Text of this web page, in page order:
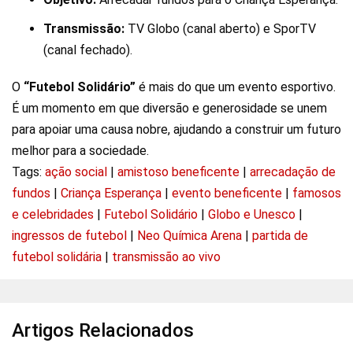
Transmissão: TV Globo (canal aberto) e SporTV
(canal fechado).
O “Futebol Solidário” é mais do que um evento esportivo.
É um momento em que diversão e generosidade se unem
para apoiar uma causa nobre, ajudando a construir um futuro
melhor para a sociedade.
Tags: ação social amistoso beneficente
arrecadação de
fundos
Criança Esperança evento beneficente
famosos
e celebridades
Futebol Solidário Globo e Unesco
ingressos de futebol
Neo Química Arena
partida de
futebol solidária
transmissão ao vivo
Artigos Relacionados